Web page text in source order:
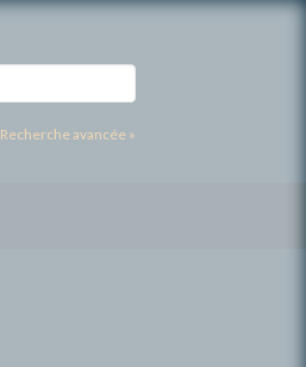
Recherche avancée »